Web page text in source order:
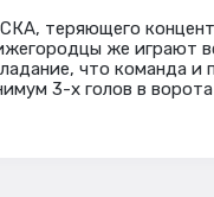
теряющего
же играют
что команда и
3-х голов в